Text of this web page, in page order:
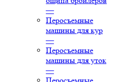
—
Перосъемные
машины для кур
—
Перосъемные
машины для уток
—